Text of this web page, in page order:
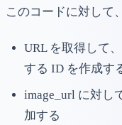
このコードに対して
URL を取得して
する ID を作成す
image_url に対し
加する